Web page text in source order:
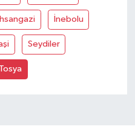
İhsangazi İnebolu
Seydiler
Tosya